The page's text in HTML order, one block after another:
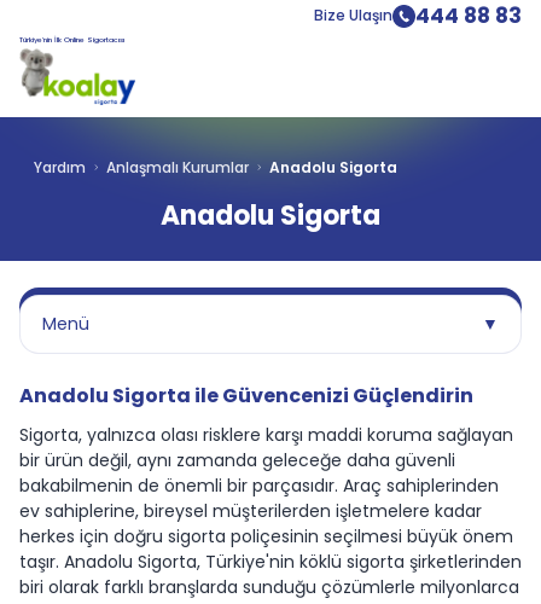
Bize Ulaşın 444 88 83
Türkiye’nin İlk Online Sigortacısı
Yardım Anlaşmalı Kurumlar Anadolu Sigorta
Anadolu Sigorta
Menü ▼
Anadolu Sigorta ile Güvencenizi Güçlendirin
Sigorta, yalnızca olası risklere karşı maddi koruma sağlayan
bir ürün değil, aynı zamanda geleceğe daha güvenli
bakabilmenin de önemli bir parçasıdır. Araç sahiplerinden
ev sahiplerine, bireysel müşterilerden işletmelere kadar
herkes için doğru sigorta poliçesinin seçilmesi büyük önem
taşır. Anadolu Sigorta, Türkiye'nin köklü sigorta şirketlerinden
biri olarak farklı branşlarda sunduğu çözümlerle milyonlarca